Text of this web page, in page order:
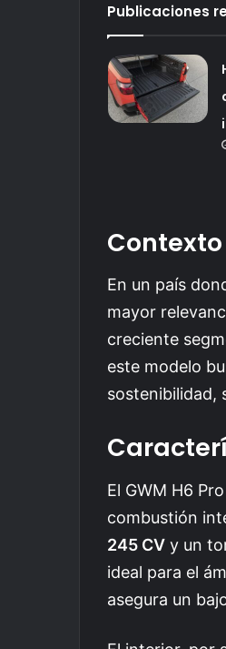
Publicaciones
En un país
mayor
creciente
este modelo
sostenibilidad,
El GWM H6
combustión
245 CV y un
ideal para el
asegura un